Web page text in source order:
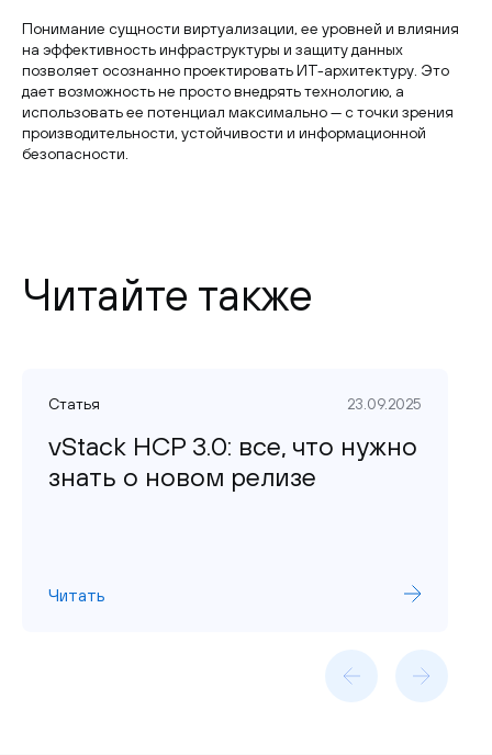
Понимание сущности виртуализации, ее уровней и влияния
на эффективность инфраструктуры и защиту данных
позволяет осознанно проектировать ИТ-архитектуру. Это
дает возможность не просто внедрять технологию, а
использовать ее потенциал максимально — с точки зрения
производительности, устойчивости и информационной
безопасности.
Читайте также
Статья 23.09.2025
vStack HCP 3.0: все, что нужно
знать о новом релизе
Читать